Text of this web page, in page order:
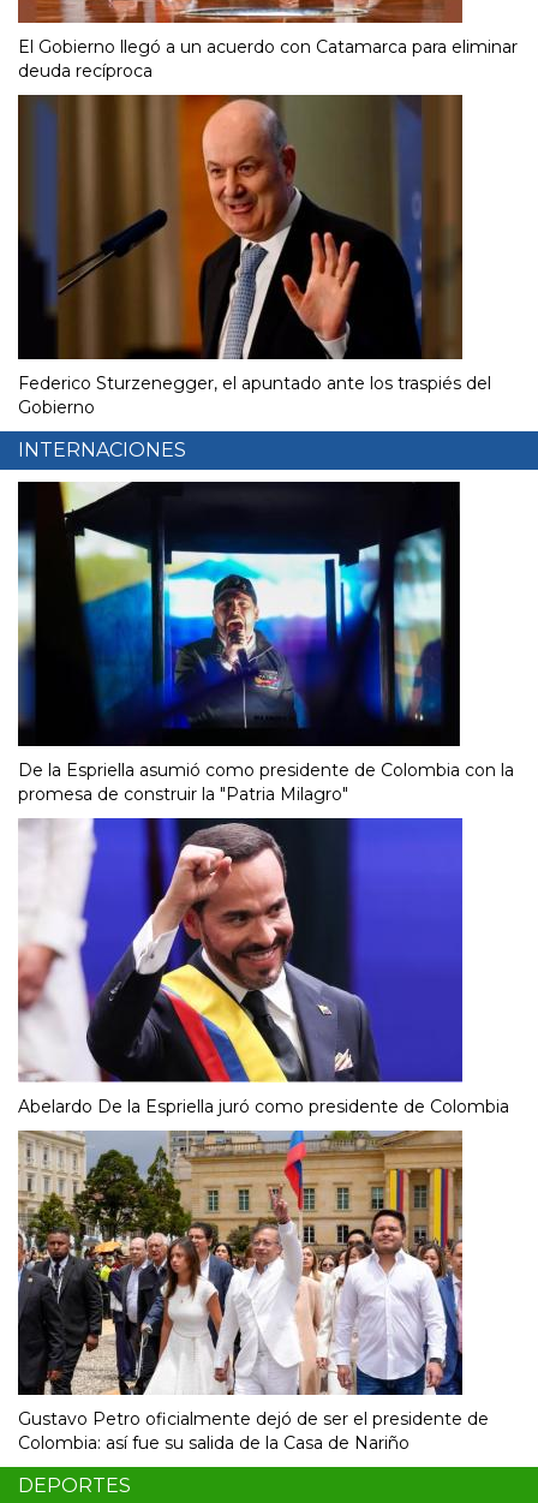
El Gobierno llegó a un acuerdo con Catamarca para eliminar
deuda recíproca
Federico Sturzenegger, el apuntado ante los traspiés del
Gobierno
INTERNACIONES
De la Espriella asumió como presidente de Colombia con la
promesa de construir la "Patria Milagro"
Abelardo De la Espriella juró como presidente de Colombia
Gustavo Petro oficialmente dejó de ser el presidente de
Colombia: así fue su salida de la Casa de Nariño
DEPORTES